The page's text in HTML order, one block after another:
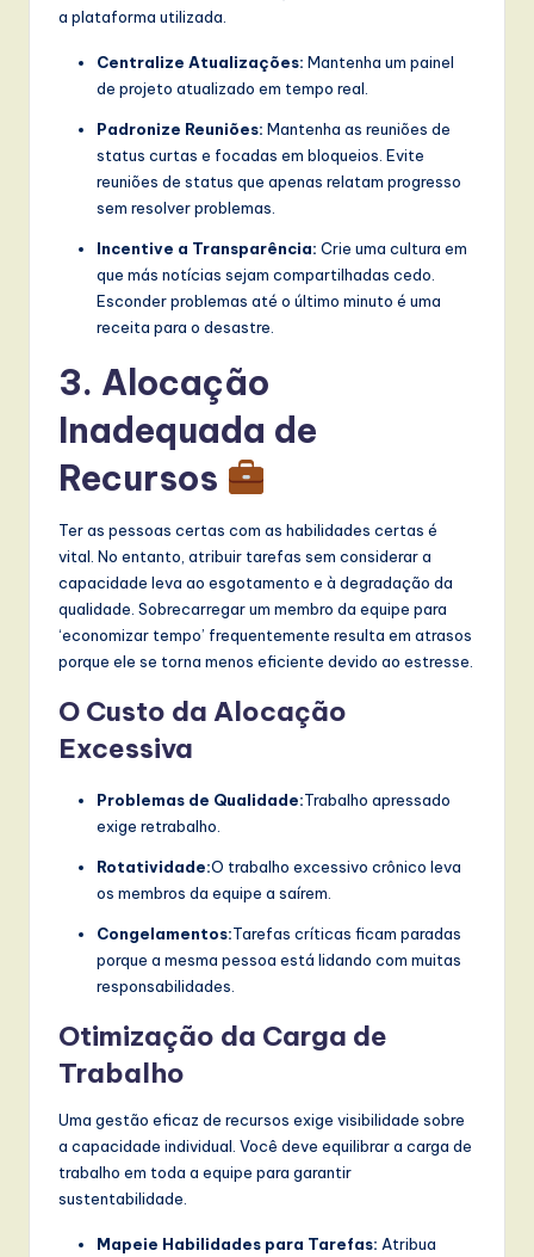
a plataforma utilizada.
Centralize Atualizações: Mantenha um painel
de projeto atualizado em tempo real.
Padronize Reuniões: Mantenha as reuniões de
status curtas e focadas em bloqueios. Evite
reuniões de status que apenas relatam progresso
sem resolver problemas.
Incentive a Transparência: Crie uma cultura em
que más notícias sejam compartilhadas cedo.
Esconder problemas até o último minuto é uma
receita para o desastre.
3. Alocação
Inadequada de
Recursos
Ter as pessoas certas com as habilidades certas é
vital. No entanto, atribuir tarefas sem considerar a
capacidade leva ao esgotamento e à degradação da
qualidade. Sobrecarregar um membro da equipe para
‘economizar tempo’ frequentemente resulta em atrasos
porque ele se torna menos eficiente devido ao estresse.
O Custo da Alocação
Excessiva
Problemas de Qualidade:Trabalho apressado
exige retrabalho.
Rotatividade:O trabalho excessivo crônico leva
os membros da equipe a saírem.
Congelamentos:Tarefas críticas ficam paradas
porque a mesma pessoa está lidando com muitas
responsabilidades.
Otimização da Carga de
Trabalho
Uma gestão eficaz de recursos exige visibilidade sobre
a capacidade individual. Você deve equilibrar a carga de
trabalho em toda a equipe para garantir
sustentabilidade.
Mapeie Habilidades para Tarefas: Atribua